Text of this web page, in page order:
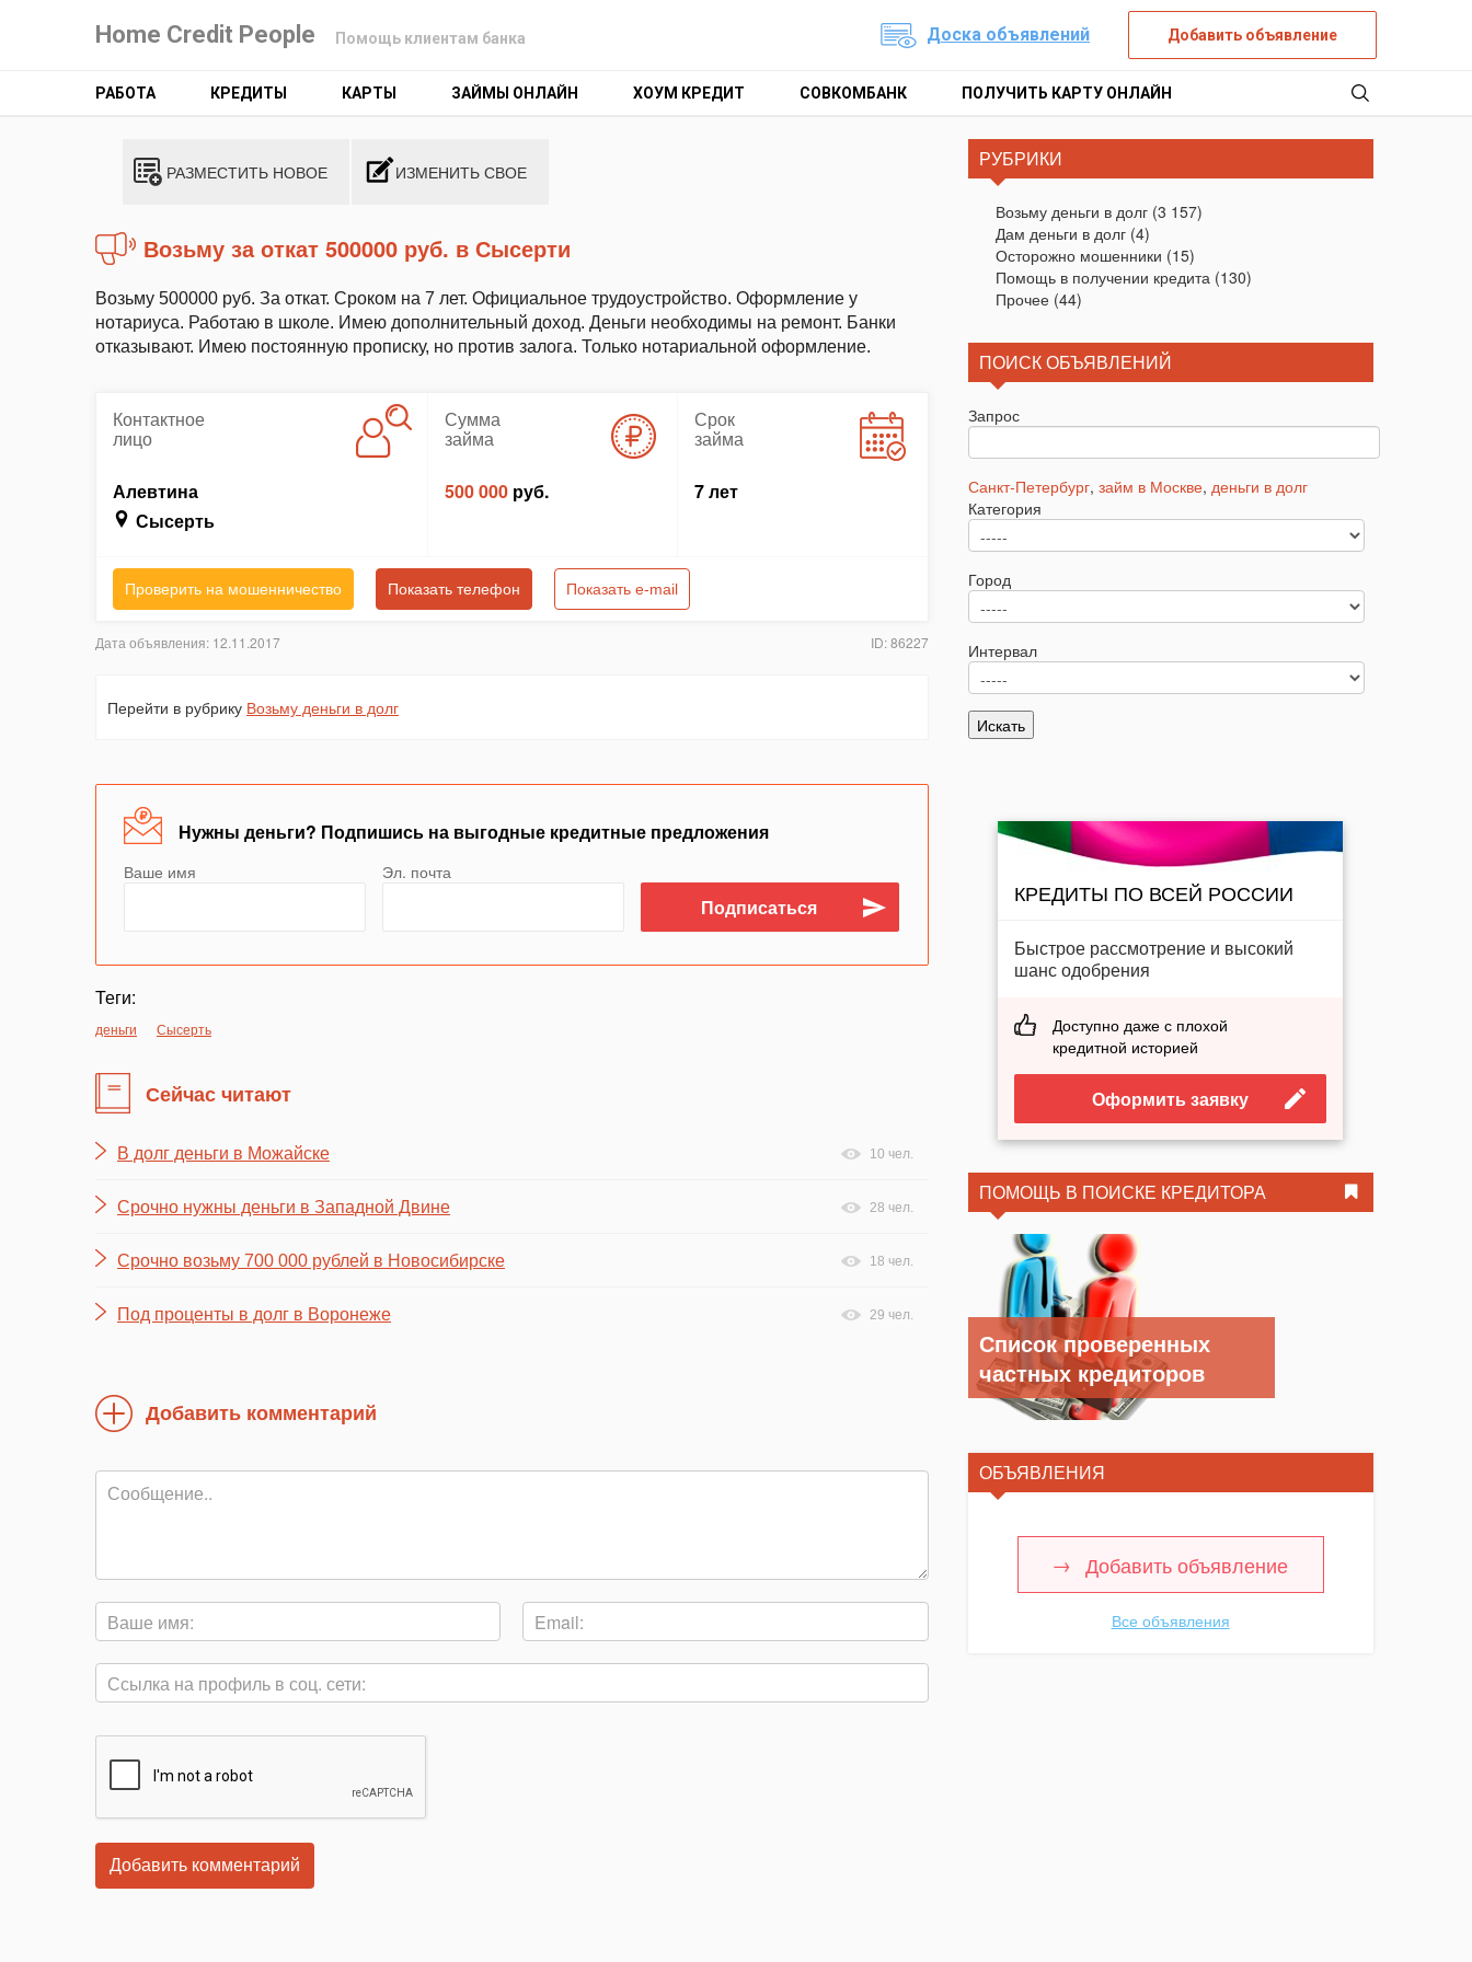
Home Credit People Помощь клиентам банка Доска объявлений Добавить объявление
РАБОТА КРЕДИТЫ КАРТЫ ЗАЙМЫ ОНЛАЙН ХОУМ КРЕДИТ СОВКОМБАНК ПОЛУЧИТЬ КАРТУ ОНЛАЙН
РАЗМЕСТИТЬ НОВОЕ ИЗМЕНИТЬ СВОЕ
Возьму за откат 500000 руб. в Сысерти
Возьму 500000 руб. За откат. Сроком на 7 лет. Официальное трудоустройство. Оформление у
нотариуса. Работаю в школе. Имею дополнительный доход. Деньги необходимы на ремонт. Банки
отказывают. Имею постоянную прописку, но против залога. Только нотариальной оформление.
Контактное
лицо
Алевтина
Сысерть
Сумма
займа
500 000 руб.
Срок
займа
7 лет
Проверить на мошенничество Показать телефон Показать e-mail
Дата объявления: 12.11.2017 ID: 86227
Перейти в рубрику Возьму деньги в долг
Нужны деньги? Подпишись на выгодные кредитные предложения
Ваше имя Эл. почта
Теги:
деньги Сысерть
Сейчас читают
В долг деньги в Можайске 10 чел.
Срочно нужны деньги в Западной Двине 28 чел.
Срочно возьму 700 000 рублей в Новосибирске 18 чел.
Под проценты в долг в Воронеже 29 чел.
Добавить комментарий
РУБРИКИ
Возьму деньги в долг(3 157)
Дам деньги в долг(4)
Осторожно мошенники (15)
Помощь в получении кредита(130)
Прочее(44)
ПОИСК ОБЪЯВЛЕНИЙ
Запрос
Санкт-Петербург, займ в Москве, деньги в долг
Категория
Город
Интервал
КРЕДИТЫ ПО ВСЕЙ РОССИИ
Быстрое рассмотрение и высокий
шанс одобрения
Доступно даже с плохой
кредитной историей
Оформить заявку
ПОМОЩЬ В ПОИСКЕ КРЕДИТОРА
Список проверенных
частных кредиторов
ОБЪЯВЛЕНИЯ
Добавить объявление
Все объявления